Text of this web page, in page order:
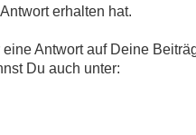
erhalten hat.
Antwort auf Deine
Du auch unter: